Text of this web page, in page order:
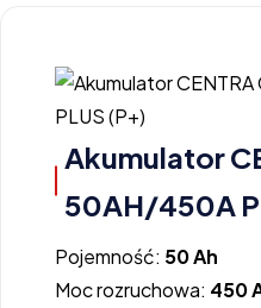
Akumulator
50AH/450A
Pojemność: 50 Ah
Moc rozruchowa: 450